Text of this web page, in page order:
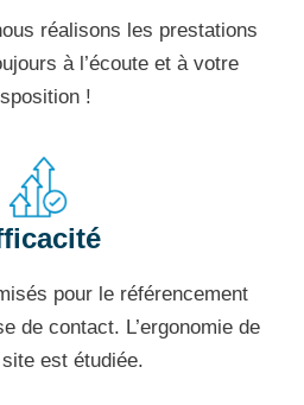
réalisons les prestations
à l’écoute et à votre
!
pour le référencement
de contact. L’ergonomie de
est étudiée.